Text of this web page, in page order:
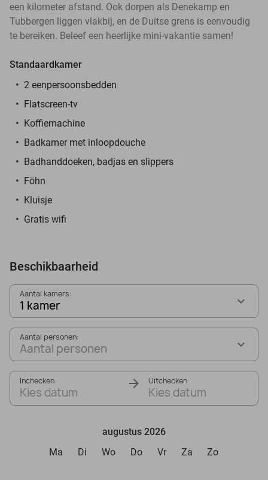
een kilometer afstand. Ook dorpen als Denekamp en
Tubbergen liggen vlakbij, en de Duitse grens is eenvoudig
te bereiken. Beleef een heerlijke mini-vakantie samen!
Standaardkamer
2 eenpersoonsbedden
Flatscreen-tv
Koffiemachine
Badkamer met inloopdouche
Badhanddoeken, badjas en slippers
Föhn
Kluisje
Gratis wifi
Beschikbaarheid
Aantal kamers:
1 kamer
Aantal personen:
Aantal personen
Inchecken
Kies datum
Uitchecken
Kies datum
augustus 2026
Ma
Di Wo Do Vr Za Zo